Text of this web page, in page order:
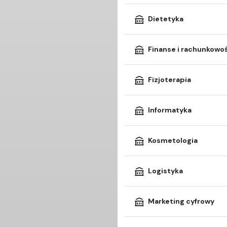
Dietetyka
Finanse i
Fizjoterapia
Informatyka
Kosmetologia
Logistyka
Marketing cyfrowy